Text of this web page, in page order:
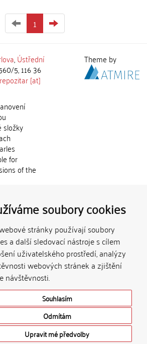
soubory cookies
stránky používají soubory
a další sledovací nástroje s cílem
uživatelského prostředí, analýzy
webových stránek a zjištění
návštěvnosti.
Souhlasím
Odmítám
Upravit mé předvolby
1
,Ústřední
5, 116 36
[at]
složky
for
of the
použity k
vydávány
jinou
než autora.
shall not
results of
other
person
© 2002-
Theme by